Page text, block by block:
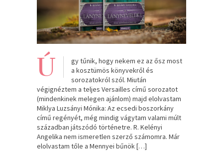
Ú
gy tűnik, hogy nekem ez az ősz most
a kosztümös könyvekről és
sorozatokról szól. Miután
végignéztem a teljes Versailles című sorozatot
(mindenkinek melegen ajánlom) majd elolvastam
Miklya Luzsányi Mónika: Az ecsedi boszorkány
című regényét, még mindig vágytam valami múlt
században játszódó történetre. R. Kelényi
Angelika nem ismeretlen szerző számomra. Már
elolvastam tőle a Mennyei bűnök […]